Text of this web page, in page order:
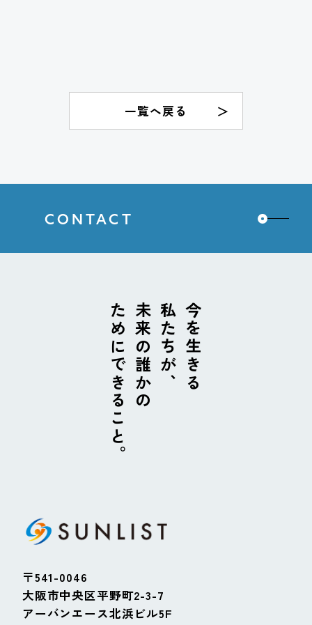
一覧へ戻る
CONTACT
〒541-0046
大阪市中央区平野町2-3-7
アーバンエース北浜ビル5F
今を生きる
私たちが、
未来の誰かの
ためにできること。